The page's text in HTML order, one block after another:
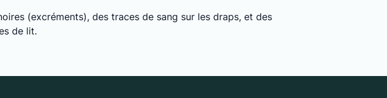
(excréments), des traces de sang sur les draps, et des
de lit.